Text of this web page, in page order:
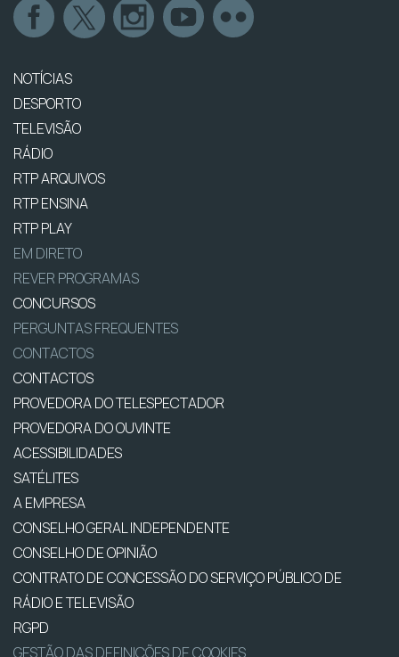
NOTÍCIAS
DESPORTO
TELEVISÃO
RÁDIO
RTP ARQUIVOS
RTP ENSINA
RTP PLAY
EM DIRETO
REVER PROGRAMAS
CONCURSOS
PERGUNTAS FREQUENTES
CONTACTOS
CONTACTOS
PROVEDORA DO TELESPECTADOR
PROVEDORA DO OUVINTE
ACESSIBILIDADES
SATÉLITES
A EMPRESA
CONSELHO GERAL INDEPENDENTE
CONSELHO DE OPINIÃO
CONTRATO DE CONCESSÃO DO SERVIÇO PÚBLICO DE
RÁDIO E TELEVISÃO
RGPD
GESTÃO DAS DEFINIÇÕES DE COOKIES